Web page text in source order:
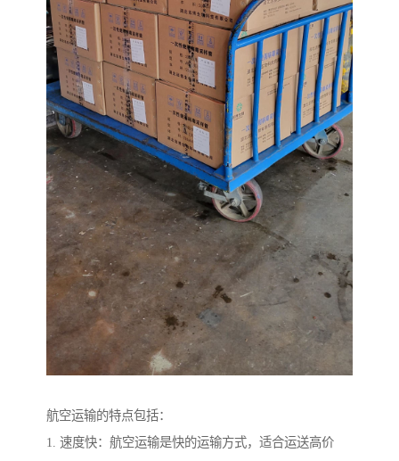
航空运输的特点包括：
1. 速度快：航空运输是快的运输方式，适合运送高价